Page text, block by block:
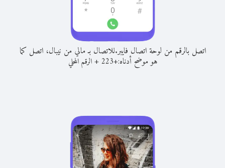
اتصل بالرقم من لوحة اتصال فايبر.للاتصال بـ مالي من نيبال، اتصل كما
هو موضح أدناه:+
223
+الرقم المحلي